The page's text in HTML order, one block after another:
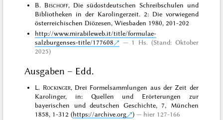
B. Bischoff, Die südostdeutschen Schreibschulen und
Bibliotheken in der Karolingerzeit. 2: Die vorwiegend
österreichischen Diözesen, Wiesbaden 1980, 201-202
http://www.mirabileweb.it/title/formulae-
salzburgenses-title/177608
1 Hs. (Stand: Oktober
2025)
Ausgaben – Edd.
L. Rockinger, Drei Formelsammlungen aus der Zeit der
Karolinger, in: Quellen und Erörterungen zur
bayerischen und deutschen Geschichte, 7, München
1858, 1-312 (https://archive.org )
hier 127-166